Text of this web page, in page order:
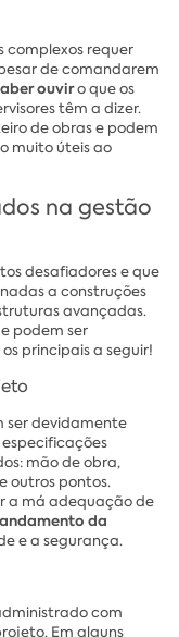
complexos requer
de comandarem
ouviro que os
têm a dizer.
de obras e podem
muito úteis ao
na gestão
desafiadores e que
a construções
avançadas.
podem ser
principais a seguir!
ser devidamente
mão de obra,
outros pontos.
a má adequação de
da
e a segurança.
com
Em alguns